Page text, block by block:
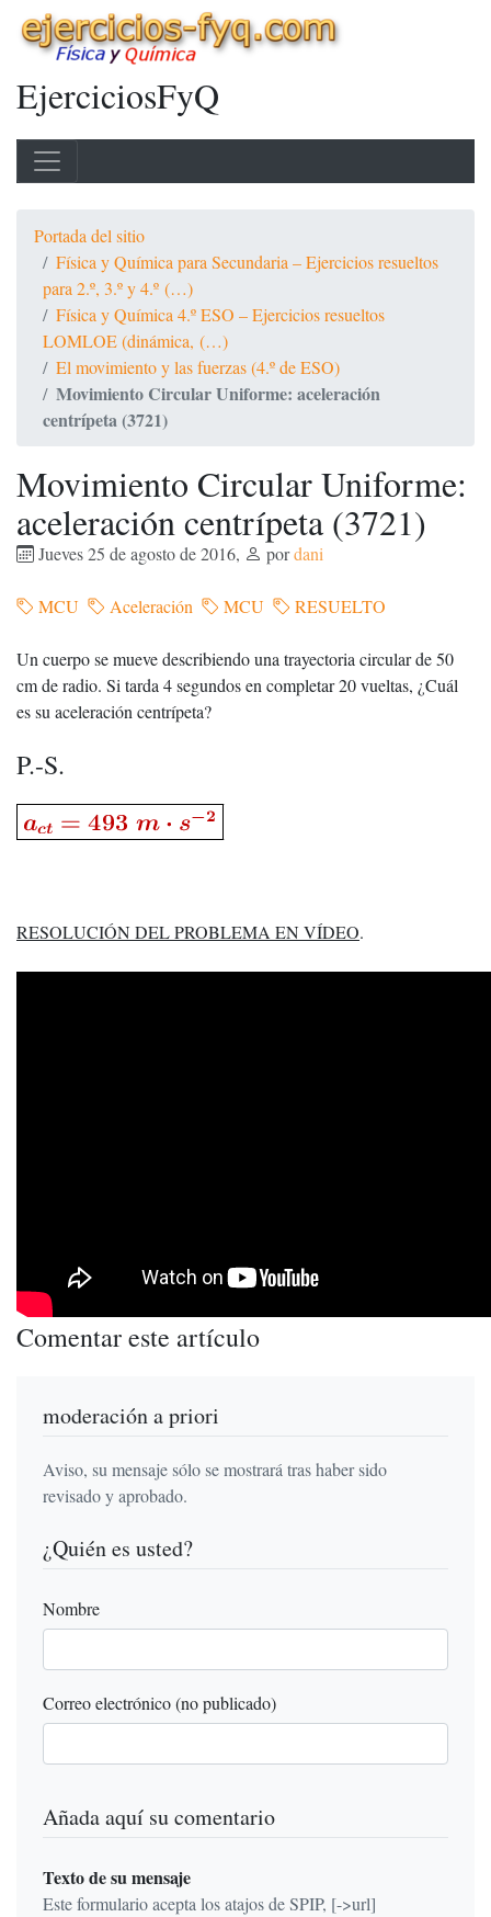
EjerciciosFyQ
Portada del sitio
Física y Química para Secundaria – Ejercicios resueltos
para 2.º, 3.º y 4.º (…)
Física y Química 4.º ESO – Ejercicios resueltos
LOMLOE (dinámica, (…)
El movimiento y las fuerzas (4.º de ESO)
Movimiento Circular Uniforme: aceleración
centrípeta (3721)
Movimiento Circular Uniforme:
aceleración centrípeta (3721)
Jueves 25 de agosto de 2016, pordani
MCU Aceleración MCU RESUELTO
Un cuerpo se mueve describiendo una trayectoria circular de 50
cm de radio. Si tarda 4 segundos en completar 20 vueltas, ¿Cuál
es su aceleración centrípeta?
P.-S.
RESOLUCIÓN DEL PROBLEMA EN VÍDEO.
Comentar este artículo
moderación a priori
Aviso, su mensaje sólo se mostrará tras haber sido
revisado y aprobado.
¿Quién es usted?
Nombre
Correo electrónico (no publicado)
Añada aquí su comentario
Texto de su mensaje
Este formulario acepta los atajos de SPIP, [->url]